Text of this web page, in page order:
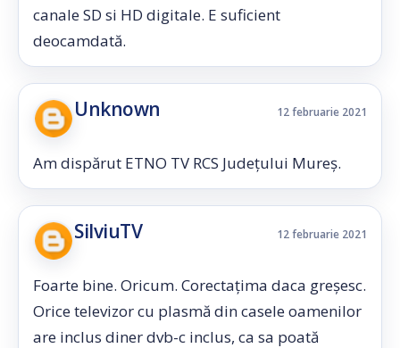
canale SD si HD digitale. E suficient
deocamdată.
Unknown 12 februarie 2021
Am dispărut ETNO TV RCS Județului Mureș.
SilviuTV 12 februarie 2021
Foarte bine. Oricum. Corectațima daca greșesc.
Orice televizor cu plasmă din casele oamenilor
are inclus diner dvb-c inclus, ca sa poată